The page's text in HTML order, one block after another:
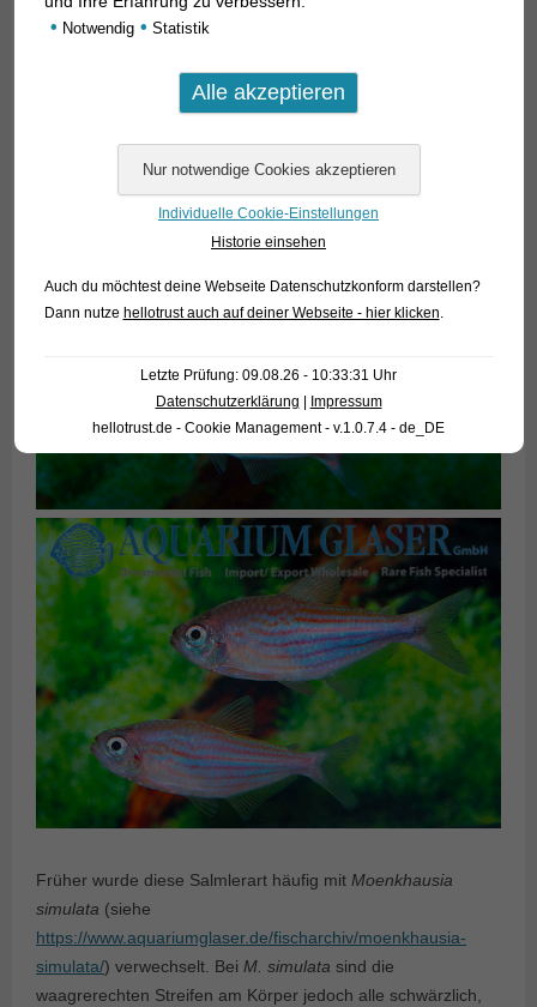
Früher wurde diese Salmlerart häufig mit Moenkhausia
simulata (siehe
https://www.aquariumglaser.de/fischarchiv/moenkhausia-
simulata/) verwechselt. Bei M. simulata sind die
waagrerechten Streifen am Körper jedoch alle schwärzlich,
• Notwendig • Statistik
Individuelle Cookie-Einstellungen
Historie einsehen
Auch du möchtest deine Webseite Datenschutzkonform darstellen?
Dann nutze hellotrust auch auf deiner Webseite - hier klicken
Letzte Prüfung: 09.08.26 - 10:33:31 Uhr
Datenschutzerklärung | Impressum
hellotrust.de - Cookie Management - v.1.0.7.4 - de_DE